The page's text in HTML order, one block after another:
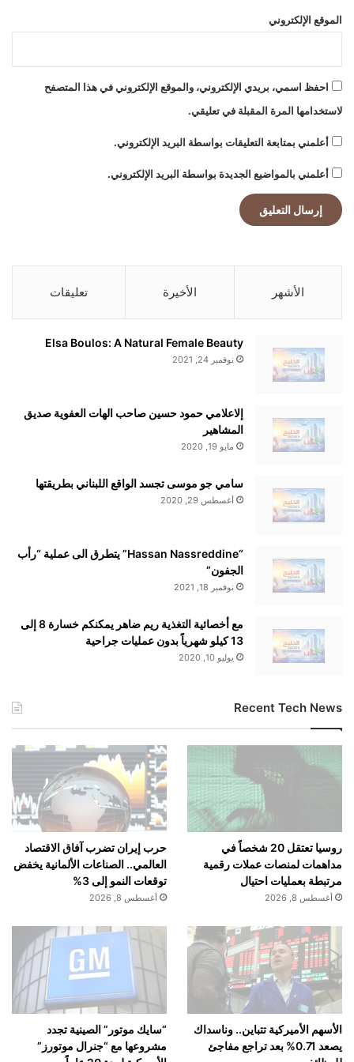
الموقع الإلكتروني
احفظ اسمي، بريدي الإلكتروني، والموقع الإلكتروني في هذا المتصفح
لاستخدامها المرة المقبلة في تعليقي.
أعلمني بمتابعة التعليقات بواسطة البريد الإلكتروني.
أعلمني بالمواضيع الجديدة بواسطة البريد الإلكتروني.
الأشهر الأخيرة تعليقات
Elsa Boulos: A Natural Female Beauty
نوفمبر 24, 2021
إلاعلامي حمود حسين صاحب الهات العفوية صديق
المشاهير
مايو 19, 2020
سامي جو موسى تجسد الواقع اللبناني بطريقتها
أغسطس 29, 2020
“Hassan Nassreddine” يتطرق الى عملية “رأب
الجفون”
نوفمبر 18, 2021
مع أخصائية التغذية ريم ضاهر يمكنكم خسارة 8 إلى
13 كيلو شهرياً بدون عمليات جراحية
يوليو 10, 2020
Recent Tech News
روسيا تعتقل 20 شخصاً في
مداهمات لمنصات عملات رقمية
مرتبطة بعمليات احتيال
أغسطس 8, 2026
حرب إيران تضرب آفاق الاقتصاد
العالمي.. الصناعات الألمانية يخفض
توقعات النمو إلى 3%
أغسطس 8, 2026
الأسهم الأميركية تتباين.. وناسداك
يصعد 0.71% بعد تراجع مفاجئ
“سايك موتور” الصينية تجدد
مشروعها مع “جنرال موتورز”